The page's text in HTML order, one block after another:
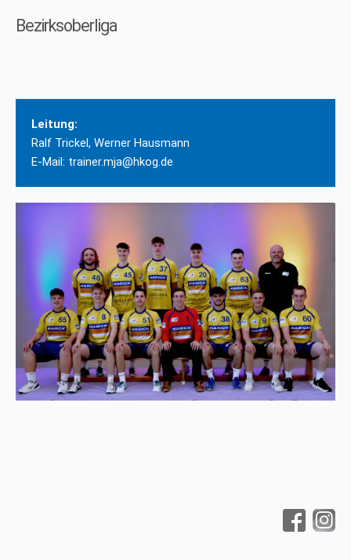
Bezirksoberliga
Leitung:
Ralf Trickel, Werner Hausmann
E-Mail: trainer.mja@hkog.de